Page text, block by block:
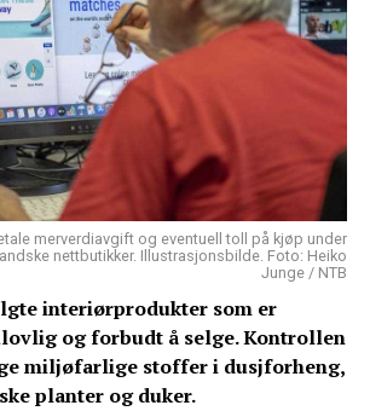
merverdiavgift og eventuell toll på kjøp under
nettbutikker. Illustrasjonsbilde. Foto: Heiko
Junge / NTB
interiørprodukter som er
og forbudt å selge. Kontrollen
miljøfarlige stoffer i dusjforheng,
planter og duker.